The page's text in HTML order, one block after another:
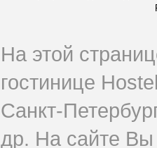
На этой
гостинице
Санкт-
др. На сайте Вы